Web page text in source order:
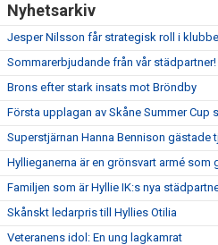
Nyhetsarkiv
Jesper Nilsson får strategisk roll i
Sommarerbjudande från vår städpartner!
Brons efter stark insats mot Bröndby
Första upplagan av Skåne Summer Cup
Superstjärnan Hanna Bennison gästade
Hyllieganerna är en grönsvart armé som
Familjen som är Hyllie IK:s nya
Skånskt ledarpris till Hyllies Otilia
Veteranens idol: En ung lagkamrat